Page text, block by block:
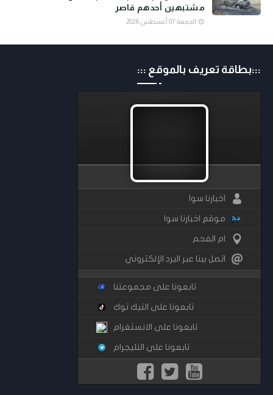
مشتبهين أحدهم قاصر
الجمعة 07 أغسطس 2026
:::بطاقة تعريف بالموقع :::
اخبارنا سوا
موقع اخبارنا سوا
ام الفحم
اتصل ببنا عبر البرد الإلكتروني
تابعونا على مجموعتنا
تابعونا على التيك توك
تابعونا على الانستغرام
تابعونا علي التليجرام